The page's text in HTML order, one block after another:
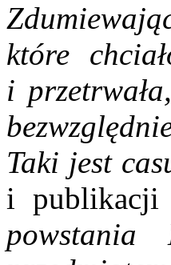
które
i
Taki jest
i